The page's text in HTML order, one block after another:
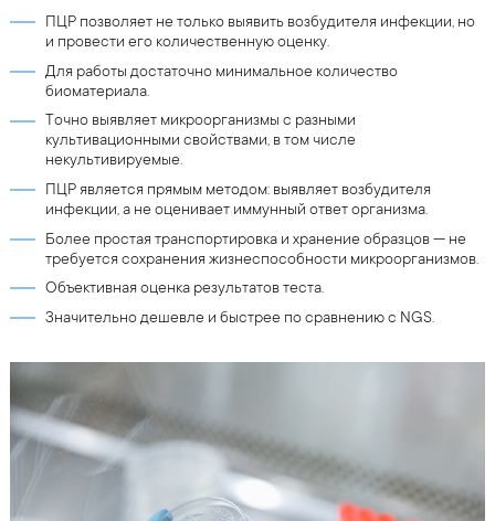
ПЦР позволяет не только выявить возбудителя инфекции, но
и провести его количественную оценку.
Для работы достаточно минимальное количество
биоматериала.
Точно выявляет микроорганизмы с разными
культивационными свойствами, в том числе
некультивируемые.
ПЦР является прямым методом: выявляет возбудителя
инфекции, а не оценивает иммунный ответ организма.
Более простая транспортировка и хранение образцов — не
требуется сохранения жизнеспособности микроорганизмов.
Объективная оценка результатов теста.
Значительно дешевле и быстрее по сравнению с NGS.